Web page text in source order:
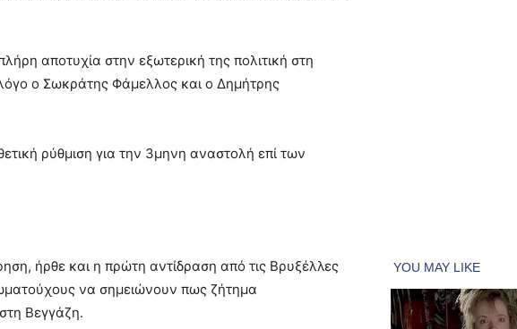
αποτυχία στην εξωτερική της πολιτική στη
ο Σωκράτης Φάμελλος και ο Δημήτρης
ρύθμιση για την 3μηνη αναστολή επί των
ήρθε και η πρώτη αντίδραση από τις Βρυξέλλες
να σημειώνουν πως ζήτημα
Βεγγάζη.